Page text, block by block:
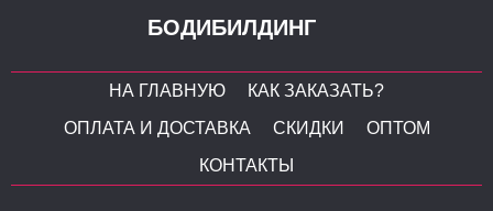
БОДИБИЛДИНГ
НА ГЛАВНУЮ
КАК ЗАКАЗАТЬ?
ОПЛАТА И ДОСТАВКА
СКИДКИ
ОПТОМ
КОНТАКТЫ